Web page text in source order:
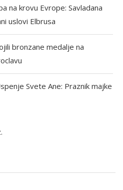
na krovu Evrope: Savladana
uslovi Elbrusa
bronzane medalje na
Svete Ane: Praznik majke